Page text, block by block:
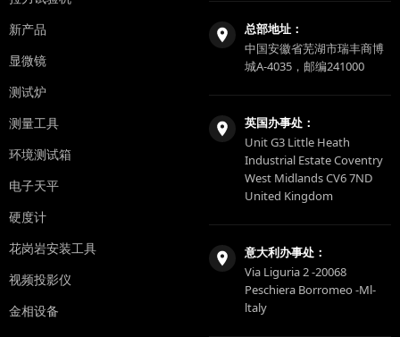
新产品
显微镜
测试炉
测量工具
环境测试箱
电子天平
硬度计
花岗岩安装工具
视频投影仪
金相设备
总部地址：
中国安徽省芜湖市瑞丰商博
城A-4035，邮编241000
英国办事处：
Unit G3 Little Heath
Industrial Estate Coventry
West Midlands CV6 7ND
United Kingdom
意大利办事处：
Via Liguria 2 -20068
Peschiera Borromeo -Ml-
ltaly